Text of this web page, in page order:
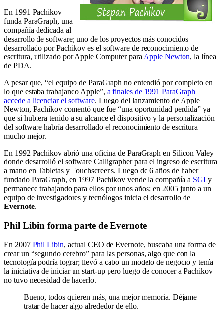
En 1991 Pachikov
funda ParaGraph, una
compañía dedicada al
desarrollo de software; uno de los proyectos más conocidos
desarrollado por Pachikov es el software de reconocimiento de
escritura, utilizado por Apple Computer para Apple Newton, la línea
de PDA.
A pesar que, “el equipo de ParaGraph no entendió por completo en
lo que estaba trabajando Apple”, a finales de 1991 ParaGraph
accede a licenciar el software. Luego del lanzamiento de Apple
Newton, Pachikov comentó que fue “una oportunidad perdida” ya
que si hubiera tenido a su alcance el dispositivo y la personalización
del software habría desarrollado el reconocimiento de escritura
mucho mejor.
En 1992 Pachikov abrió una oficina de ParaGraph en Silicon Valey
donde desarrolló el software Calligrapher para el ingreso de escritura
a mano en Tabletas y Touchscreens. Luego de 6 años de haber
fundado ParaGraph, en 1997 Pachikov vende la compañía a SGI y
permanece trabajando para ellos por unos años; en 2005 junto a un
equipo de investigadores y tecnólogos inicia el desarrollo de
Evernote.
Phil Libin forma parte de Evernote
En 2007 Phil Libin, actual CEO de Evernote, buscaba una forma de
crear un “segundo cerebro” para las personas, algo que con la
tecnología podría lograr; llevó a cabo un modelo de negocio y tenía
la iniciativa de iniciar un start-up pero luego de conocer a Pachikov
no tuvo necesidad de hacerlo.
Bueno, todos quieren más, una mejor memoria. Déjame
tratar de hacer algo alrededor de ello.